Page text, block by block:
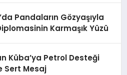
Pandaların Gözyaşıyla
Karmaşık Yüzü
Küba’ya Petrol Desteği
Sert Mesaj